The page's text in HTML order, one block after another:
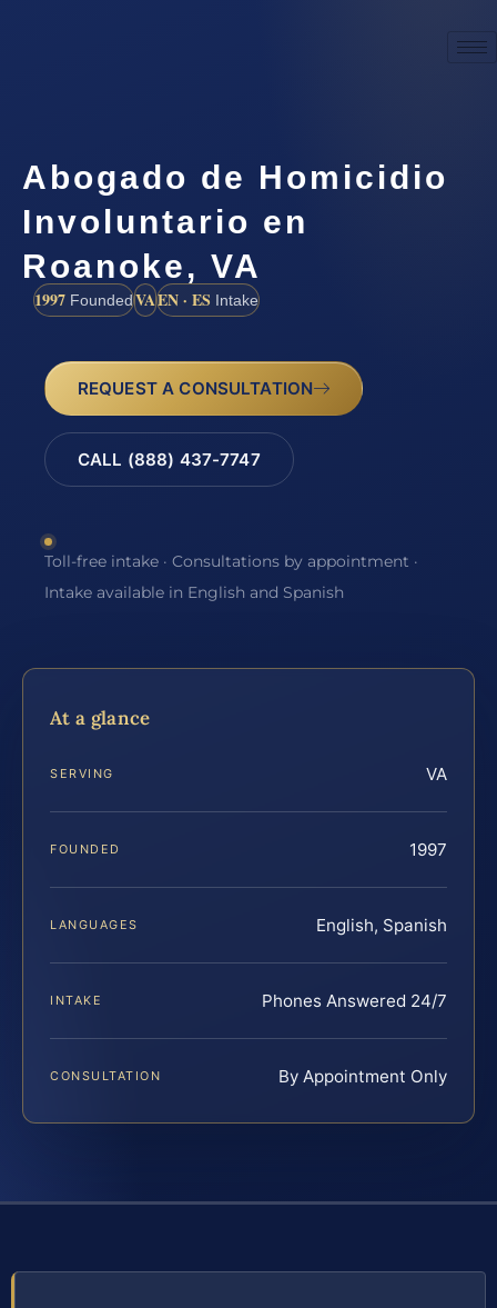
Abogado de Homicidio
Involuntario en
Roanoke, VA
1997 FoundedVAEN · ES Intake
REQUEST A CONSULTATION
CALL (888) 437-7747
Toll-free intake · Consultations by appointment ·
Intake available in English and Spanish
At a glance
SERVING VA
FOUNDED 1997
LANGUAGES English, Spanish
INTAKE Phones Answered 24/7
CONSULTATION By Appointment Only